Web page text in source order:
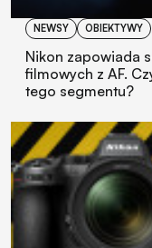
NEWSY OBIEKTYWY
Nikon zapowiada
filmowych z AF.
tego segmentu?